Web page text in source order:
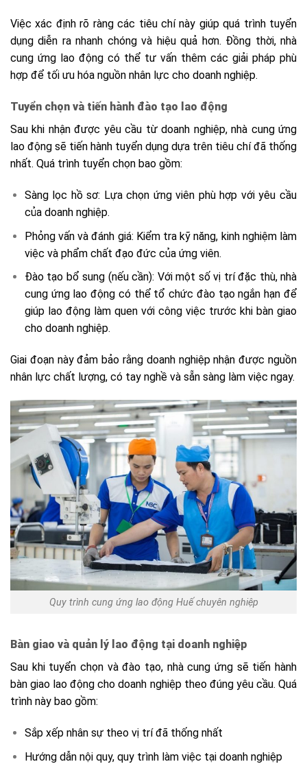
Việc xác định rõ ràng các tiêu chí này giúp quá trình tuyển
dụng diễn ra nhanh chóng và hiệu quả hơn. Đồng thời, nhà
cung ứng lao động có thể tư vấn thêm các giải pháp phù
hợp để tối ưu hóa nguồn nhân lực cho doanh nghiệp.
Tuyển chọn và tiến hành đào tạo lao động
Sau khi nhận được yêu cầu từ doanh nghiệp, nhà cung ứng
lao động sẽ tiến hành tuyển dụng dựa trên tiêu chí đã thống
nhất. Quá trình tuyển chọn bao gồm:
Sàng lọc hồ sơ: Lựa chọn ứng viên phù hợp với yêu cầu
của doanh nghiệp.
Phỏng vấn và đánh giá: Kiểm tra kỹ năng, kinh nghiệm làm
việc và phẩm chất đạo đức của ứng viên.
Đào tạo bổ sung (nếu cần): Với một số vị trí đặc thù, nhà
cung ứng lao động có thể tổ chức đào tạo ngắn hạn để
giúp lao động làm quen với công việc trước khi bàn giao
cho doanh nghiệp.
Giai đoạn này đảm bảo rằng doanh nghiệp nhận được nguồn
nhân lực chất lượng, có tay nghề và sẵn sàng làm việc ngay.
Quy trình cung ứng lao động Huế chuyên nghiệp
Bàn giao và quản lý lao động tại doanh nghiệp
Sau khi tuyển chọn và đào tạo, nhà cung ứng sẽ tiến hành
bàn giao lao động cho doanh nghiệp theo đúng yêu cầu. Quá
trình này bao gồm:
Sắp xếp nhân sự theo vị trí đã thống nhất
Hướng dẫn nội quy, quy trình làm việc tại doanh nghiệp